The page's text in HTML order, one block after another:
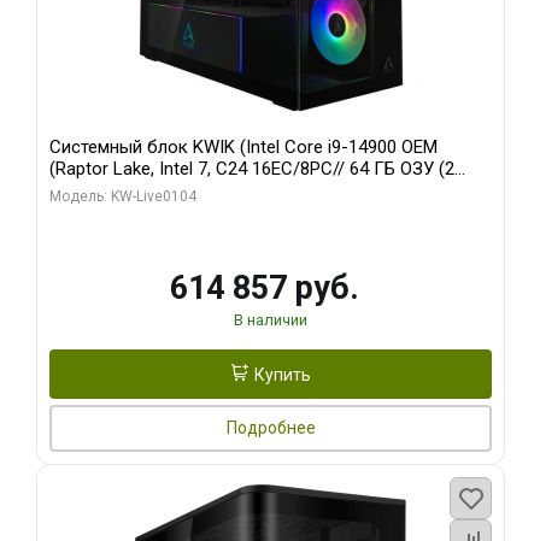
Системный блок KWIK (Intel Core i9-14900 OEM
(Raptor Lake, Intel 7, C24 16EC/8PC// 64 ГБ ОЗУ (2
модуля)/ Afox RTX4090 24GB GDDR6X 384-Bit 3xDP
Модель: KW-Live0104
614 857 руб.
В наличии
Купить
Подробнее